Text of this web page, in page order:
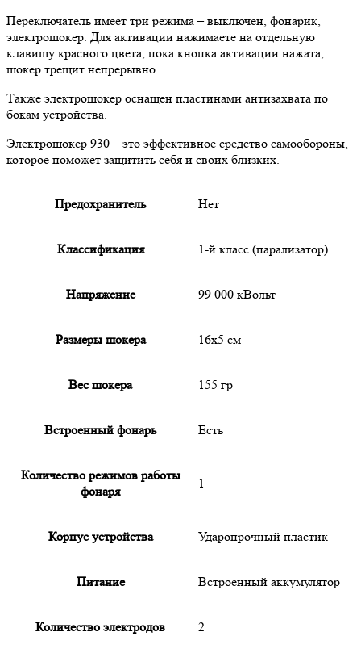
Переключатель имеет три режима – выключен, фонарик,
электрошокер. Для активации нажимаете на отдельную
клавишу красного цвета, пока кнопка активации нажата,
шокер трещит непрерывно.
Также электрошокер оснащен пластинами антизахвата по
бокам устройства.
Электрошокер 930 – это эффективное средство самообороны,
которое поможет защитить себя и своих близких.
Предохранитель Нет
Классификация 1-й класс (парализатор)
Напряжение 99 000 кВольт
Размеры шокера 16х5 см
Вес шокера 155 гр
Встроенный фонарь Есть
Количество режимов работы
фонаря
1
Корпус устройства Ударопрочный пластик
Питание Встроенный аккумулятор
Количество электродов 2